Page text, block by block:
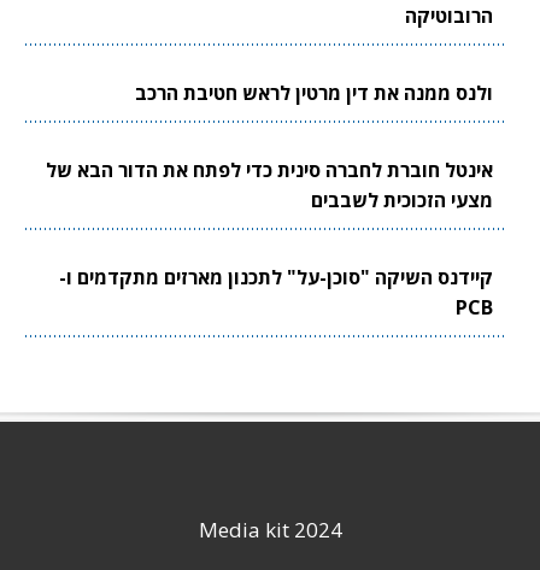
הרובוטיקה
ולנס ממנה את דין מרטין לראש חטיבת הרכב
אינטל חוברת לחברה סינית כדי לפתח את הדור הבא של
מצעי הזכוכית לשבבים
קיידנס השיקה "סוכן-על" לתכנון מארזים מתקדמים ו-
PCB
Media kit 2024